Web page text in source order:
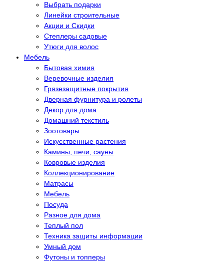
Выбрать подарки
Линейки строительные
Акции и Скидки
Степлеры садовые
Утюги для волос
Мебель
Бытовая химия
Веревочные изделия
Грязезащитные покрытия
Дверная фурнитура и ролеты
Декор для дома
Домашний текстиль
Зоотовары
Искусственные растения
Камины, печи, сауны
Ковровые изделия
Коллекционирование
Матрасы
Мебель
Посуда
Разное для дома
Теплый пол
Техника защиты информации
Умный дом
Футоны и топперы